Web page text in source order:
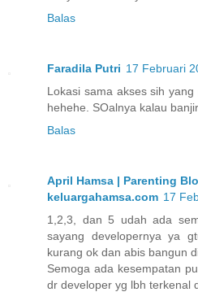
Balas
Faradila Putri 17 Februari
Lokasi sama akses sih
hehehe. SOalnya kalau
Balas
April Hamsa | Parenting
keluargahamsa.com 17
1,2,3, dan 5 udah ada
sayang developernya ya
kurang ok dan abis bangun
Semoga ada kesempatan
dr developer yg lbh terkenal